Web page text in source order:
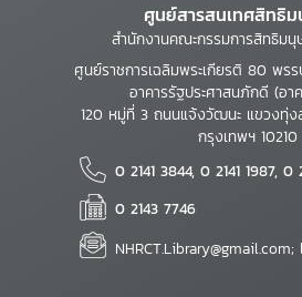
ศูนย์สารสนเทศสิทธิ
สำนักงานคณะกรรมการสิทธิม
ศูนย์ราชการเฉลิมพระเกียรติ 80 พร
อาคารรัฐประศาสนภักดี (อา
120 หมู่ที่ 3 ถนนแจ้งวัฒนะ แขวงทุ่
กรุงเทพฯ 10210
0 2141 3844, 0 2141 1987, 0
0 2143 7746